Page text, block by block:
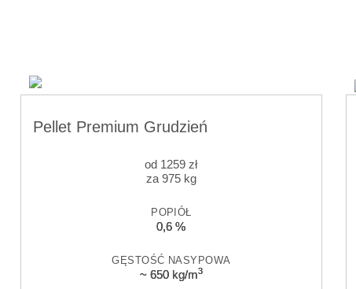
Pellet Premium Grudzień
od 1259zł
za 975 kg
POPIÓŁ
0,6 %
GĘSTOŚĆ NASYPOWA
~ 650 kg/m3